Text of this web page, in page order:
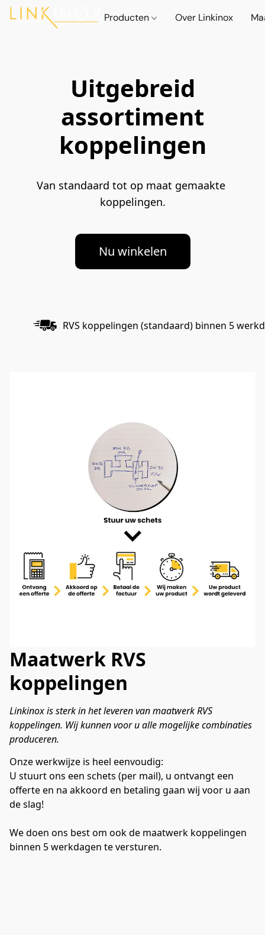
Producten Over Linkinox
Uitgebreid
assortiment
koppelingen
Van standaard tot op maat gemaakte
koppelingen.
Nu winkelen
RVS koppelingen (standaard) binnen 5
Maatwerk RVS
koppelingen
Linkinox is sterk in het leveren van maatwerk RVS
koppelingen. Wij kunnen voor u alle mogelijke combinaties
produceren.
Onze werkwijze is heel eenvoudig:
U stuurt ons een schets (per mail), u ontvangt een
offerte en na akkoord en betaling gaan wij voor u aan
de slag!
We doen ons best om ook de maatwerk koppelingen
binnen 5 werkdagen te versturen.